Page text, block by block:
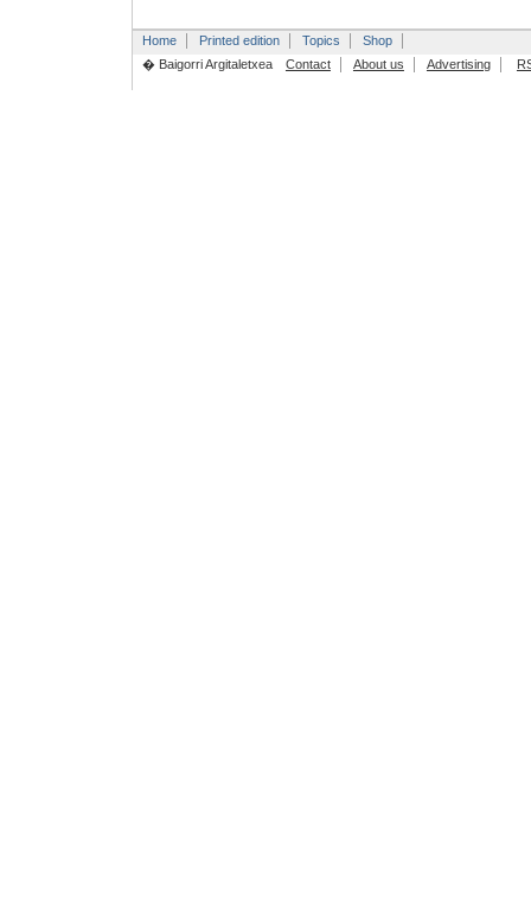
Home Printed edition Topics
Shop
� Baigorri Argitaletxea
Contact About us Advertising